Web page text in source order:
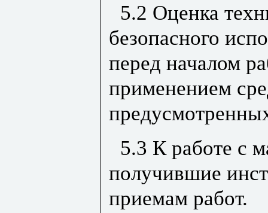
5.2 Оценка
безопасного
перед началом
применением
5.3 К работе с
получившие
приемам работ.